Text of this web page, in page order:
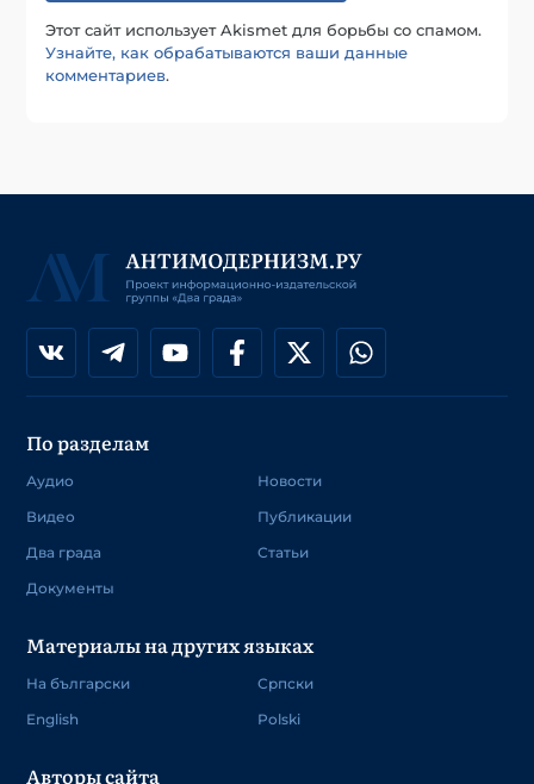
Этот сайт использует Akismet для борьбы со спамом.
Узнайте, как обрабатываются ваши данные
комментариев.
По разделам
Аудио
Видео
Два града
Документы
Новости
Публикации
Статьи
Материалы на других языках
На български
English
Српски
Polski
Авторы сайта